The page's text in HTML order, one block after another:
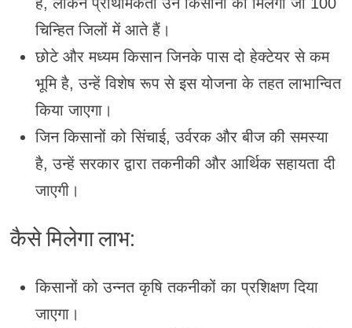
चिन्हित जिलों में आते हैं।
छोटे और मध्यम किसान जिनके पास दो हेक्टेयर से कम
भूमि है, उन्हें विशेष रूप से इस योजना के तहत लाभान्वित
किया जाएगा।
जिन किसानों को सिंचाई, उर्वरक और बीज की समस्या
है, उन्हें सरकार द्वारा तकनीकी और आर्थिक सहायता दी
जाएगी।
कैसे मिलेगा लाभ:
किसानों को उन्नत कृषि तकनीकों का प्रशिक्षण दिया
जाएगा।